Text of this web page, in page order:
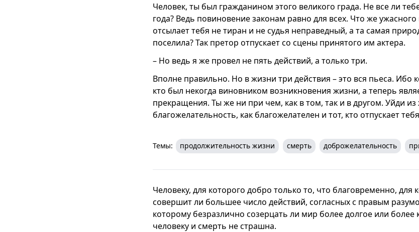
Человек, ты был гражданином этого великого града. Не все ли
года? Ведь повиновение законам равно для всех. Что же ужасного
отсылает тебя не тиран и не судья неправедный, а та самая
поселила? Так претор отпускает со сцены принятого им актера.
– Но ведь я же провел не пять действий, а только три.
Вполне правильно. Но в жизни три действия – это вся пьеса. Ибо
кто был некогда виновником возникновения жизни, а теперь
прекращения. Ты же ни при чем, как в том, так и в другом. Уйди из
благожелательность, как благожелателен и тот, кто отпускает
Темы: продолжительность жизни смерть доброжелательность
Человеку, для которого добро только то, что благовременно, для
совершит ли большее число действий, согласных с правым
которому безразлично созерцать ли мир более долгое или более
человеку и смерть не страшна.